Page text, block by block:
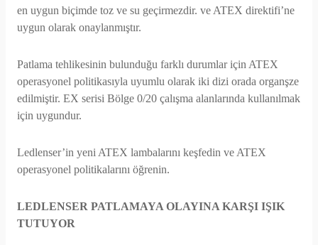
en uygun biçimde toz ve su geçirmezdir. ve ATEX direktifi’ne
uygun olarak onaylanmıştır.
Patlama tehlikesinin bulunduğu farklı durumlar için ATEX
operasyonel politikasıyla uyumlu olarak iki dizi orada organşze
edilmiştir. EX serisi Bölge 0/20 çalışma alanlarında kullanılmak
için uygundur.
Ledlenser’in yeni ATEX lambalarını keşfedin ve ATEX
operasyonel politikalarını öğrenin.
LEDLENSER PATLAMAYA OLAYINA KARŞI IŞIK
TUTUYOR